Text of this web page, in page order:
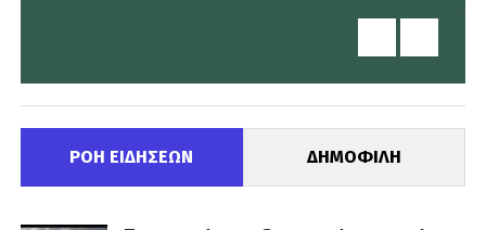
ΡΟΗ ΕΙΔΗΣΕΩΝ ΔΗΜΟΦΙΛΗ